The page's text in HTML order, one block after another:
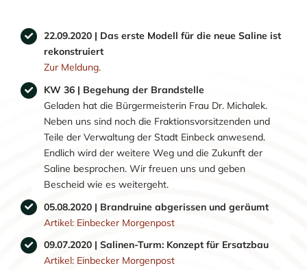
22.09.2020 | Das erste Modell für die neue Saline ist
rekonstruiert
Zur Meldung.
KW 36 | Begehung der Brandstelle
Geladen hat die Bürgermeisterin Frau Dr. Michalek.
Neben uns sind noch die Fraktionsvorsitzenden und
Teile der Verwaltung der Stadt Einbeck anwesend.
Endlich wird der weitere Weg und die Zukunft der
Saline besprochen. Wir freuen uns und geben
Bescheid wie es weitergeht.
05.08.2020 | Brandruine abgerissen und geräumt
Artikel: Einbecker Morgenpost
09.07.2020 | Salinen-Turm: Konzept für Ersatzbau
Artikel: Einbecker Morgenpost